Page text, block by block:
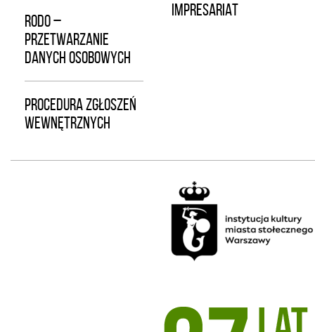
RODO –
PRZETWARZANIE
DANYCH OSOBOWYCH
PROCEDURA ZGŁOSZEŃ
WEWNĘTRZNYCH
IMPRESARIAT